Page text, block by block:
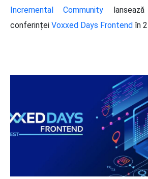
Incremental Community
conferinței Voxxed Days Frontend în